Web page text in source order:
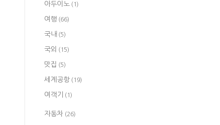
아두이노 (1)
여행 (66)
국내 (5)
국외 (15)
맛집 (5)
세계공항 (19)
여객기 (1)
자동차 (26)